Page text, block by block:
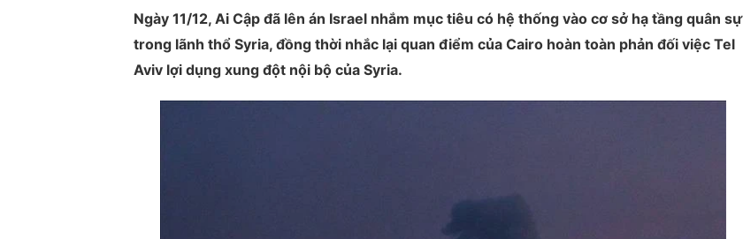
Ngày 11/12, Ai Cập đã lên án Israel nhắm mục tiêu có hệ thống vào cơ sở hạ tầng quân sự
trong lãnh thổ Syria, đồng thời nhắc lại quan điểm của Cairo hoàn toàn phản đối việc Tel
Aviv lợi dụng xung đột nội bộ của Syria.